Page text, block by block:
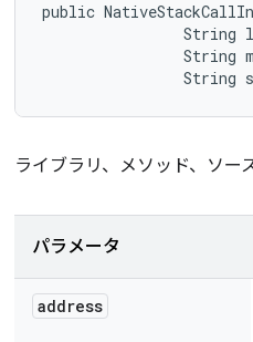
public
String
String
String
ライブラリ、メソッド、ソー
パラメータ
address